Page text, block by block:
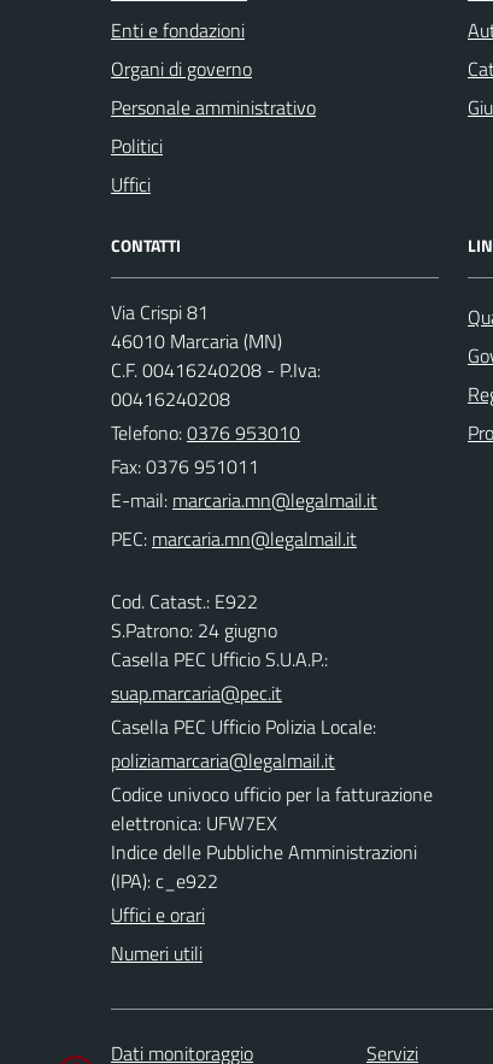
Enti e fondazioni
Organi di governo
Personale amministrativo
Politici
Uffici
CONTATTI
Via Crispi 81
46010 Marcaria (MN)
C.F. 00416240208 - P.Iva:
00416240208
Telefono:0376 953010
Fax: 0376 951011
E-mail:
PEC:
Cod. Catast.: E922
S.Patrono: 24 giugno
Casella PEC Ufficio S.U.A.P.:
suap.marcaria@pec.it
Casella PEC Ufficio Polizia Locale:
poliziamarcaria@legalmail.it
Codice univoco ufficio per la fatturazione
elettronica: UFW7EX
Indice delle Pubbliche Amministrazioni
(IPA): c_e922
Uffici e orari
Numeri utili
Dati monitoraggio Servizi